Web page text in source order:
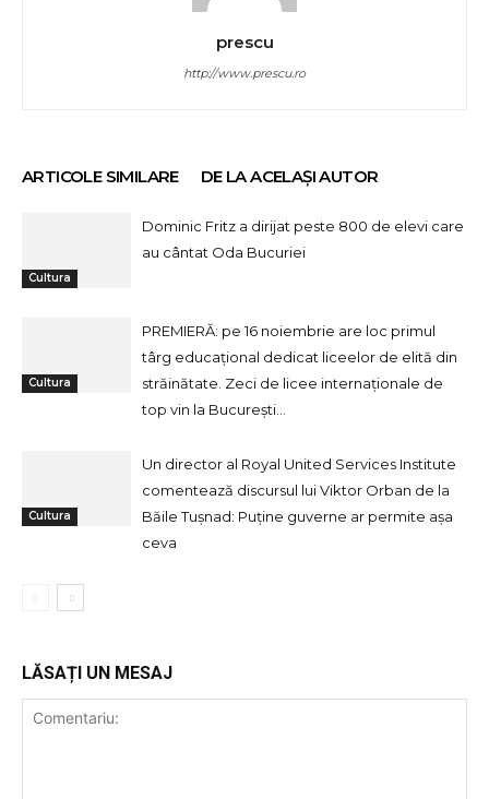
prescu
http://www.prescu.ro
ARTICOLE SIMILARE DE LA ACELAȘI AUTOR
Cultura
Dominic Fritz a dirijat peste 800 de elevi care
au cântat Oda Bucuriei
Cultura
PREMIERĂ: pe 16 noiembrie are loc primul
târg educațional dedicat liceelor de elită din
străinătate. Zeci de licee internaționale de
top vin la București...
Cultura
Un director al Royal United Services Institute
comentează discursul lui Viktor Orban de la
Băile Tușnad: Puține guverne ar permite așa
ceva
LĂSAȚI UN MESAJ